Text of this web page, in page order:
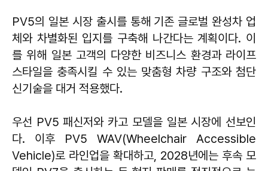
PV5의 일본 시장 출시를 통해 기존 글로벌 완성차 업
체와 차별화된 입지를 구축해 나간다는 계획이다. 이
를 위해 일본 고객의 다양한 비즈니스 환경과 라이프
스타일을 충족시킬 수 있는 맞춤형 차량 구조와 첨단
신기술을 대거 적용했다.
우선 PV5 패신저와 카고 모델을 일본 시장에 선보인
다. 이후 PV5 WAV(Wheelchair Accessible
Vehicle)로 라인업을 확대하고, 2028년에는 후속 모